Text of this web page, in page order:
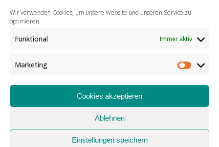
Wir verwenden Cookies, um unsere Website und unseren Service zu
optimieren.
Funktional Immer aktiv
Marketing
Cookies akzeptieren
Ablehnen
Einstellungen speichern
IMPRESSUM| DATENSCHUTZ